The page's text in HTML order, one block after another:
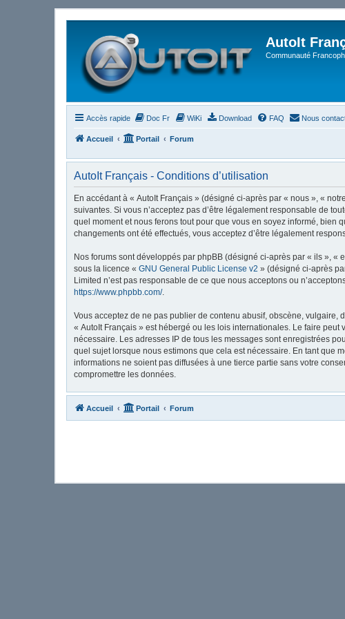
AutoIt
Communauté
Accès rapide Doc Fr WiKi Download FAQ Nous
Accueil Portail Forum
AutoIt Français - Conditions d’utilisation
En accédant à « AutoIt Français » (désigné ci-après par « nous », «
suivantes. Si vous n’acceptez pas d’être légalement responsable de
quel moment et nous ferons tout pour que vous en soyez informé, bien
changements ont été effectués, vous acceptez d’être légalement
Nos forums sont développés par phpBB (désigné ci-après par « ils »,
sous la licence « GNU General Public License v2 » (désigné ci-après
Limited n’est pas responsable de ce que nous acceptons ou
https://www.phpbb.com/.
Vous acceptez de ne pas publier de contenu abusif, obscène, vulgaire,
« AutoIt Français » est hébergé ou les lois internationales. Le faire
nécessaire. Les adresses IP de tous les messages sont enregistrées
quel sujet lorsque nous estimons que cela est nécessaire. En tant que
informations ne soient pas diffusées à une tierce partie sans votre
compromettre les données.
Accueil Portail Forum